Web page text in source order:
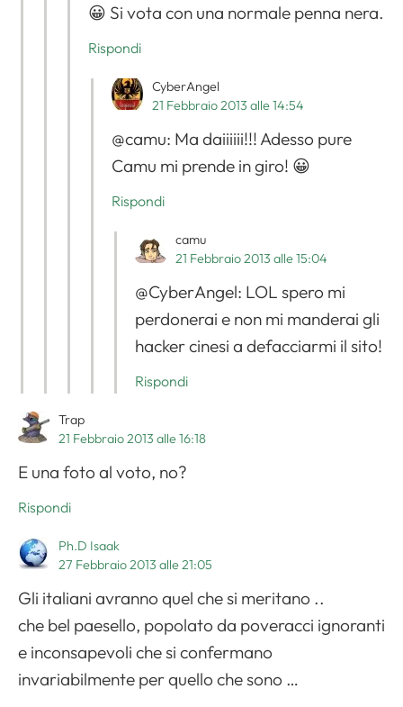
😀 Si vota con una normale penna nera.
Rispondi
CyberAngel
21 Febbraio 2013 alle 14:54
@camu: Ma daiiiiii!!! Adesso pure
Camu mi prende in giro! 😀
Rispondi
camu
21 Febbraio 2013 alle 15:04
@CyberAngel: LOL spero mi
perdonerai e non mi manderai gli
hacker cinesi a defacciarmi il sito!
Rispondi
Trap
21 Febbraio 2013 alle 16:18
E una foto al voto, no?
Rispondi
Ph.D Isaak
27 Febbraio 2013 alle 21:05
Gli italiani avranno quel che si meritano ..
che bel paesello, popolato da poveracci ignoranti
e inconsapevoli che si confermano
invariabilmente per quello che sono …